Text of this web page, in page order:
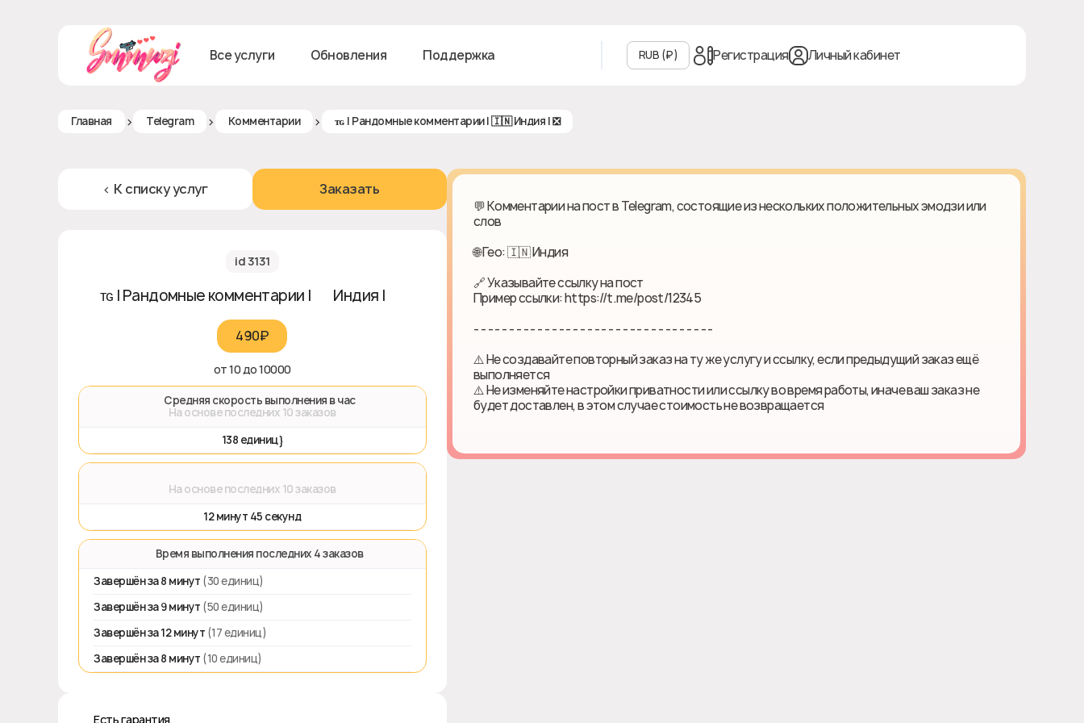
Все услуги Обновления Поддержка RUB (₽‎) Регистрация Личный кабинет
Главная > Telegram > Комментарии > ᴛɢ | Рандомные комментарии | 🇮🇳 Индия | ❎
< К списку услуг Заказать
id 3131
ᴛɢ | Рандомные комментарии | 🇮🇳 Индия | ❎
490₽‎
от 10 до 10000
🚀 Средняя скорость выполнения в час
На основе последних 10 заказов
138 единиц}
На основе последних 10 заказов
12 минут 45 секунд
⏱️ Время выполнения последних 4 заказов
Завершён за 8 минут (30 единиц)
Завершён за 9 минут (50 единиц)
Завершён за 12 минут (17 единиц)
Завершён за 8 минут (10 единиц)
♻️ Есть гарантия
💬 Комментарии на пост в Telegram, состоящие из нескольких положительных эмодзи или
слов
🌐 Гео: 🇮🇳 Индия
🔗 Указывайте ссылку на пост
Пример ссылки: https://t.me/post/12345
- - - - - - - - - - - - - - - - - - - - - - - - - - - - - - - - - -
⚠️ Не создавайте повторный заказ на ту же услугу и ссылку, если предыдущий заказ ещё
выполняется
⚠️ Не изменяйте настройки приватности или ссылку во время работы, иначе ваш заказ не
будет доставлен, в этом случае стоимость не возвращается